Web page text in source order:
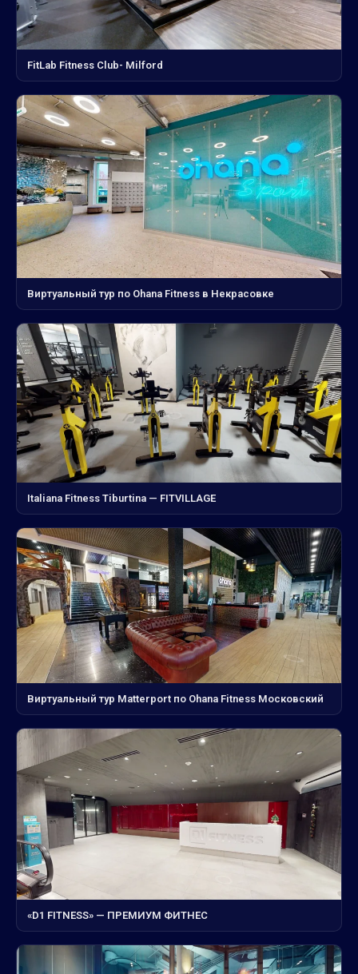
FitLab Fitness Club- Milford
Виртуальный тур по Ohana Fitness в Некрасовке
Italiana Fitness Tiburtina — FITVILLAGE
Виртуальный тур Matterport по Ohana Fitness Московский
«D1 FITNESS» — ПРЕМИУМ ФИТНЕС